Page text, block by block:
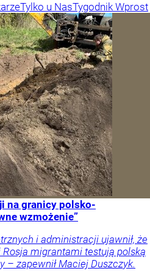
Tylko u NasTygodnik Wprost
na granicy polsko-
wzmożenie”
i administracji ujawnił, że
migrantami testują polską
zapewnił Maciej Duszczyk.